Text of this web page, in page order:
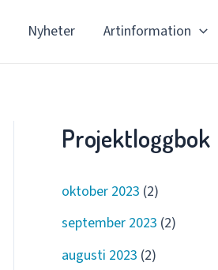
Nyheter Artinformation
Projektloggbok
oktober 2023 (2)
september 2023 (2)
augusti 2023 (2)